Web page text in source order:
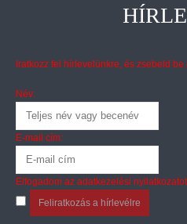
Iratkozz fel hírlevelünkre, és zsebeld
Név:
E-mail cím:
Elfogadom az adatkezelési nyilatkozatot
Feliratkozás a hírlevélre